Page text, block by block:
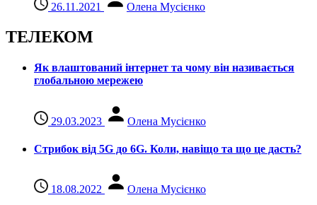
26.11.2021 Олена Мусієнко
ТЕЛЕКОМ
Як влаштований інтернет та чому він називається
глобальною мережею
29.03.2023 Олена Мусієнко
Стрибок від 5G до 6G. Коли, навіщо та що це даcть?
18.08.2022
Олена Мусієнко